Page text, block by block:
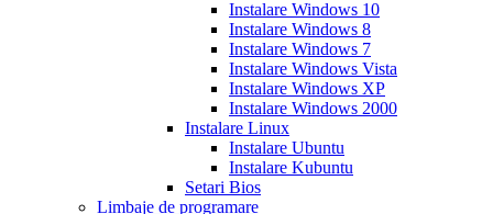
Instalare Windows 10
Instalare Windows 8
Instalare Windows 7
Instalare Windows Vista
Instalare Windows XP
Instalare Windows 2000
Instalare Linux
Instalare Ubuntu
Instalare Kubuntu
Setari Bios
Limbaje de programare